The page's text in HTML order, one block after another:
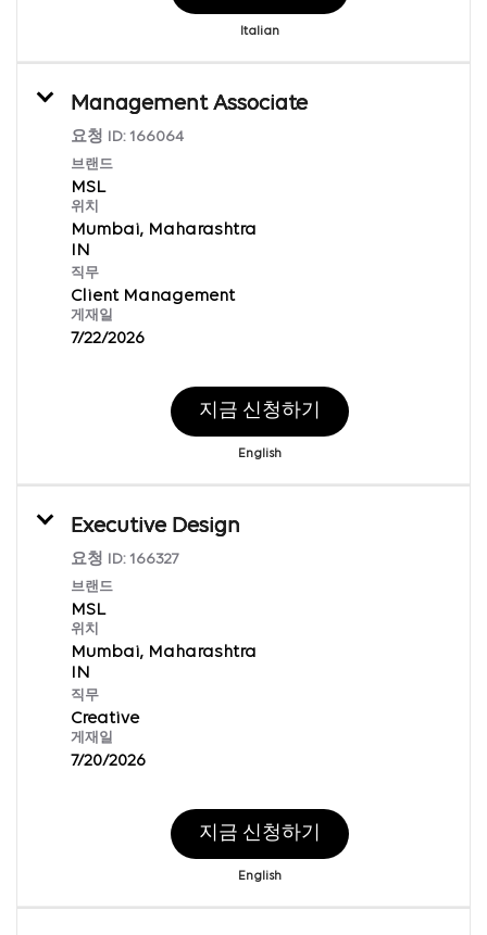
Italian
Management Associate
요청 ID: 166064
브랜드
MSL
위치
Mumbai, Maharashtra
직무
Client Management
게재일
7/22/2026
지금 신청하기
English
Executive Design
요청 ID: 166327
브랜드
MSL
위치
Mumbai, Maharashtra
직무
Creative
게재일
7/20/2026
지금 신청하기
English